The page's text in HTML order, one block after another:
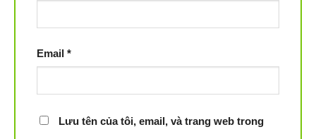
Email *
Lưu tên của tôi, email, và trang web trong